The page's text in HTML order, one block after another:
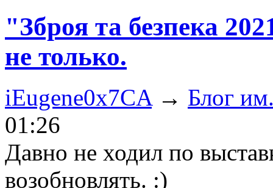
"Зброя та безпека
не только.
iEugene0x7CA→ Блог
01:26
Давно не ходил по
возобновлять. :)